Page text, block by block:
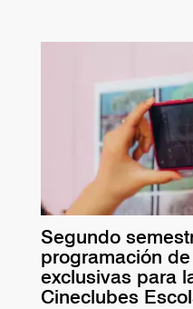
Segundo
programación
exclusivas para
Cineclubes